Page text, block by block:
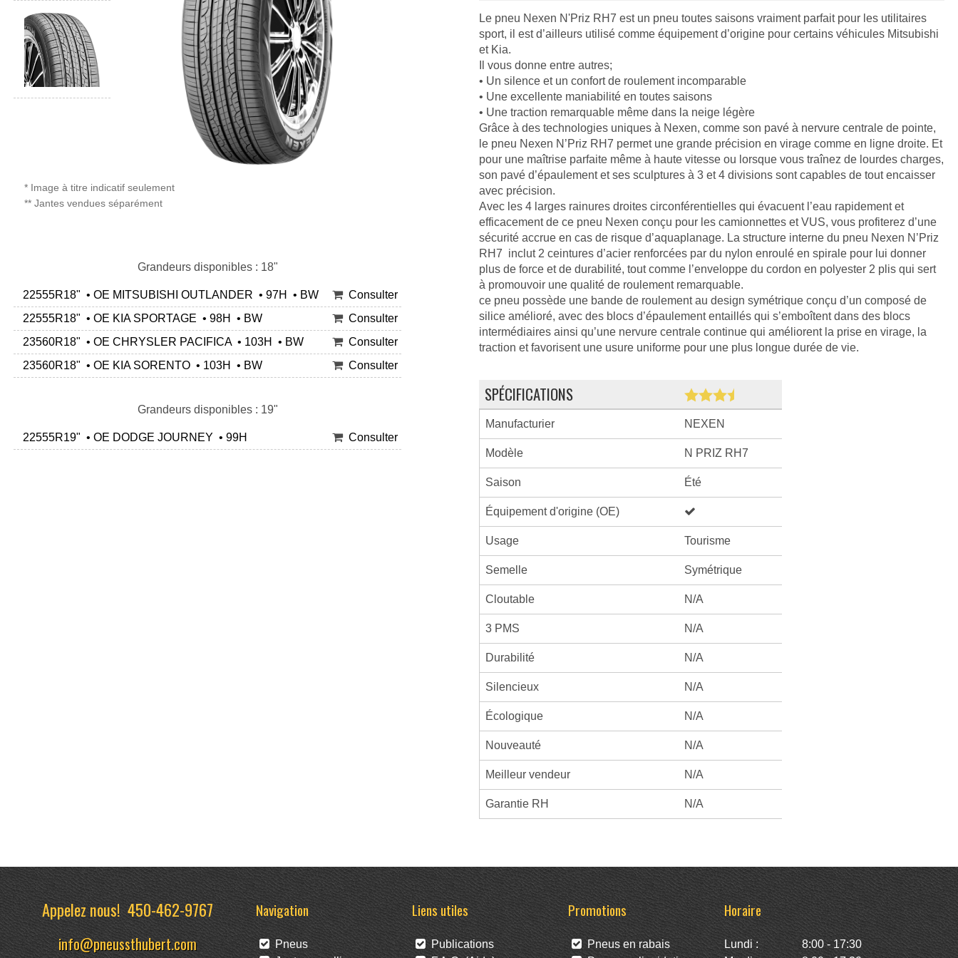
* Image à titre indicatif seulement
** Jantes vendues séparément
Grandeurs disponibles : 18"
22555R18" • OE MITSUBISHI OUTLANDER • 97H • BW
Consulter
22555R18" • OE KIA SPORTAGE • 98H • BW
Consulter
23560R18" • OE CHRYSLER PACIFICA • 103H • BW
Consulter
23560R18" • OE KIA SORENTO • 103H • BW
Consulter
Grandeurs disponibles : 19"
22555R19" • OE DODGE JOURNEY • 99H Consulter
Le pneu Nexen N'Priz RH7 est un pneu toutes saisons vraiment parfait pour les utilitaires
sport, il est d’ailleurs utilisé comme équipement d’origine pour certains véhicules Mitsubishi
et Kia.
Il vous donne entre autres;
• Un silence et un confort de roulement incomparable
• Une excellente maniabilité en toutes saisons
• Une traction remarquable même dans la neige légère
Grâce à des technologies uniques à Nexen, comme son pavé à nervure centrale de pointe,
le pneu Nexen N’Priz RH7 permet une grande précision en virage comme en ligne droite. Et
pour une maîtrise parfaite même à haute vitesse ou lorsque vous traînez de lourdes charges,
son pavé d’épaulement et ses sculptures à 3 et 4 divisions sont capables de tout encaisser
avec précision.
Avec les 4 larges rainures droites circonférentielles qui évacuent l’eau rapidement et
efficacement de ce pneu Nexen conçu pour les camionnettes et VUS, vous profiterez d’une
sécurité accrue en cas de risque d’aquaplanage. La structure interne du pneu Nexen N’Priz
RH7 inclut 2 ceintures d’acier renforcées par du nylon enroulé en spirale pour lui donner
plus de force et de durabilité, tout comme l’enveloppe du cordon en polyester 2 plis qui sert
à promouvoir une qualité de roulement remarquable.
ce pneu possède une bande de roulement au design symétrique conçu d’un composé de
silice amélioré, avec des blocs d’épaulement entaillés qui s’emboîtent dans des blocs
intermédiaires ainsi qu’une nervure centrale continue qui améliorent la prise en virage, la
traction et favorisent une usure uniforme pour une plus longue durée de vie.
SPÉCIFICATIONS
Manufacturier NEXEN
Modèle N PRIZ RH7
Saison Été
Équipement d'origine (OE)
Usage Tourisme
Semelle Symétrique
Cloutable N/A
3 PMS N/A
Durabilité N/A
Silencieux N/A
Écologique N/A
Nouveauté N/A
Meilleur vendeur N/A
Garantie RH N/A
Appelez nous!450-462-9767
info@pneussthubert.com
Navigation
Pneus
Liens utiles
Publications
Promotions
Pneus en rabais
Horaire
Lundi :
8:00 - 17:30